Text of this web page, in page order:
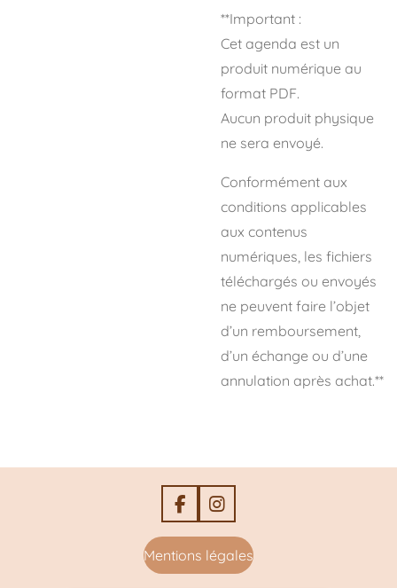
**Important :
Cet agenda est un
produit numérique au
format PDF.
Aucun produit physique
ne sera envoyé.
Conformément aux
conditions applicables
aux contenus
numériques, les fichiers
téléchargés ou envoyés
ne peuvent faire l’objet
d’un remboursement,
d’un échange ou d’une
annulation après achat.**
F
a
e
b
I
n
t
a
Mentions légales